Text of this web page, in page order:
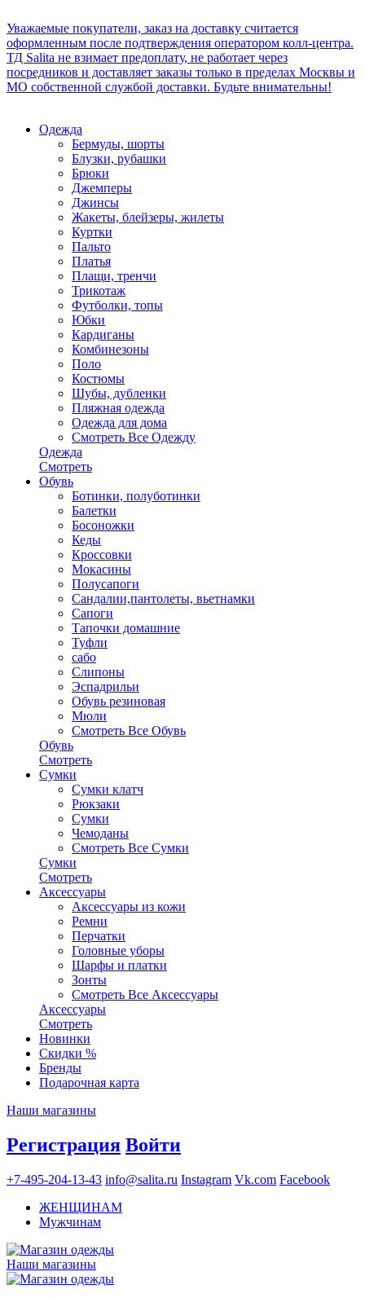
Уважаемые покупатели, заказ на доставку считается
оформленным после подтверждения оператором колл-центра.
ТД Salita не взимает предоплату, не работает через
посредников и доставляет заказы только в пределах Москвы и
МО собственной службой доставки. Будьте внимательны!
Одежда
Бермуды, шорты
Блузки, рубашки
Брюки
Джемперы
Джинсы
Жакеты, блейзеры, жилеты
Куртки
Пальто
Платья
Плащи, тренчи
Трикотаж
Футболки, топы
Юбки
Кардиганы
Комбинезоны
Поло
Костюмы
Шубы, дубленки
Пляжная одежда
Одежда для дома
Смотреть Все Одежду
Одежда
Смотреть
Обувь
Ботинки, полуботинки
Балетки
Босоножки
Кеды
Кроссовки
Мокасины
Полусапоги
Сандалии,пантолеты, вьетнамки
Сапоги
Тапочки домашние
Туфли
сабо
Слипоны
Эспадрильи
Обувь резиновая
Мюли
Смотреть Все Обувь
Обувь
Смотреть
Сумки
Сумки клатч
Рюкзаки
Сумки
Чемоданы
Смотреть Все Сумки
Сумки
Смотреть
Аксессуары
Аксессуары из кожи
Ремни
Перчатки
Головные уборы
Шарфы и платки
Зонты
Смотреть Все Аксессуары
Аксессуары
Смотреть
Новинки
Скидки %
Бренды
Подарочная карта
Наши магазины
Регистрация Войти
+7-495-204-13-43 info@salita.ru Instagram Vk.com Facebook
ЖЕНЩИНАМ
Мужчинам
Наши магазины